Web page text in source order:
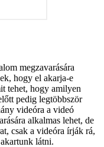
megzavarására
hogy el akarja-e
tehet, hogy amilyen
pedig legtöbbször
videóra a videó
alkalmas lehet, de
csak a videóra írják rá,
látni.